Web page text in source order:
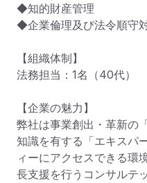
◆知的財産管理
◆企業倫理及び法令順守
【組織体制】
法務担当：1名（40代）
【企業の魅力】
弊社は事業創出・革新の
知識を有する「エキスパ
ィーにアクセスできる環
長支援を行うコンサルテ